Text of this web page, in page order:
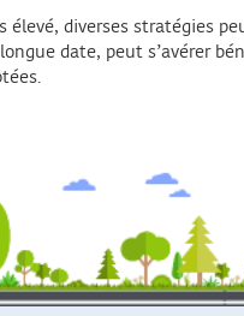
diverses stratégies
date, peut s’avérer